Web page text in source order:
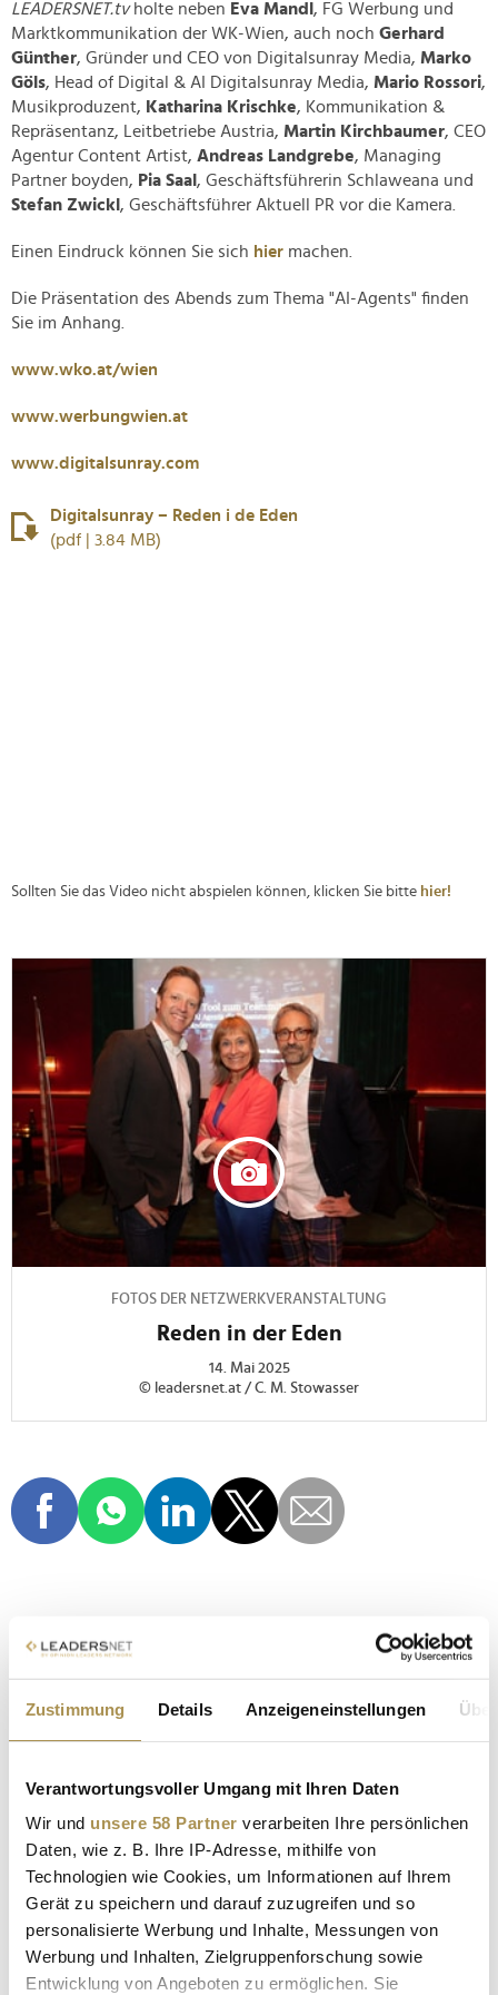
Zustimmung Details Anzeigeneinstellungen
Verantwortungsvoller Umgang mit Ihren Daten
Wir und unsere 58 Partner verarbeiten Ihre persönlichen
Daten, wie z. B. Ihre IP-Adresse, mithilfe von
Technologien wie Cookies, um Informationen auf Ihrem
Gerät zu speichern und darauf zuzugreifen und so
personalisierte Werbung und Inhalte, Messungen von
Werbung und Inhalten, Zielgruppenforschung sowie
Entwicklung von Angeboten zu ermöglichen. Sie
LEADERSNET.tvholte neben Eva Mandl , FG Werbung und
Marktkommunikation der WK-Wien, auch noch Gerhard
Günther, Gründer und CEO von Digitalsunray Media, Marko
Göls, Head of Digital & AI Digitalsunray Media, Mario Rossori,
Musikproduzent, Katharina Krischke, Kommunikation &
Repräsentanz, Leitbetriebe Austria, Martin Kirchbaumer, CEO
Agentur Content Artist, Andreas Landgrebe, Managing
Partner boyden, Pia Saal , Geschäftsführerin Schlaweana und
Stefan Zwickl , Geschäftsführer Aktuell PR vor die Kamera.
Einen Eindruck können Sie sich hier machen.
Die Präsentation des Abends zum Thema "AI-Agents" finden
Sie im Anhang.
www.wko.at/wien
www.werbungwien.at
www.digitalsunray.com
Digitalsunray – Reden i de Eden
(pdf | 3.84 MB)
Sollten Sie das Video nicht abspielen können, klicken Sie bitte hier!
FOTOS DER NETZWERKVERANSTALTUNG
Reden in der Eden
14. Mai 2025
© leadersnet.at / C. M. Stowasser
Reden in der Eden
1) "Reden in der Eden" – After Work-Networking mit
Zukunft kreativer Arbeit - Siehehier.
3) "Reden in der Eden" mit Roman Szeliga - Siehe
4) "Reden in der Eden" zum Thema "Gaming –
Innovationen für die Werbebranche" - Siehehier.
5) "Reden in der Eden" – Die Wiener Werber setzen auf
Künstliche Intelligenz - Siehehier.